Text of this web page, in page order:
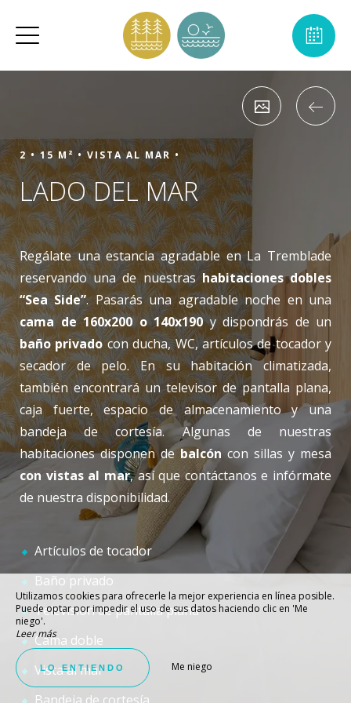
2 •15 M² •VISTA AL MAR •
LADO DEL MAR
Regálate una estancia agradable en La Tremblade
reservando una de nuestrashabitaciones dobles
“Sea Side”. Pasarás una agradable noche en una
cama de 160x200 o 140x190y dispondrás de un
baño privadocon ducha, WC, artículos de tocador y
secador de pelo. En su habitación climatizada,
también encontrará un televisor de pantalla plana,
caja fuerte, espacio de almacenamiento y una
bandeja de cortesía. Algunas de nuestras
habitaciones disponen debalcóncon sillas y mesa
con vistas al mar, así que contáctanos e infórmate
de nuestra disponibilidad.
Artículos de tocador
Baño privado
Televisión de pantalla plana
Cama doble
Vista al mar
Utilizamos cookies para ofrecerle la mejor experiencia en línea posible.
Puede optar por impedir el uso de sus datos haciendo clic en 'Me
niego'.
Leer más
LO ENTIENDO Me niego